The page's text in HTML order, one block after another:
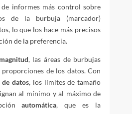
informes más control sobre
de la burbuja (marcador)
lo que los hace más precisos
de la preferencia.
magnitud, las áreas de burbujas
proporciones de los datos. Con
datos, los límites de tamaño
al mínimo y al máximo de
automática, que es la